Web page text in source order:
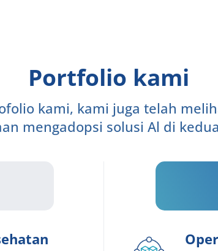
Portfolio kami
kami, kami juga telah
mengadopsi solusi Al di